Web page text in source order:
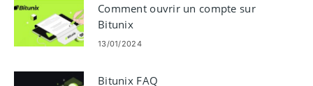
Comment ouvrir un compte sur
Bitunix
13/01/2024
Bitunix FAQ